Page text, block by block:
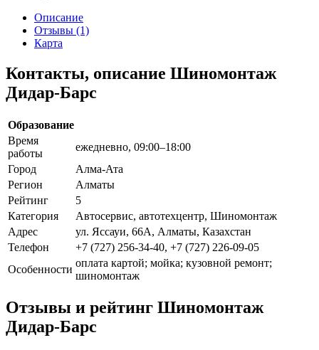
Описание
Отзывы (1)
Карта
Контакты, описание Шиномонтаж
Дидар-Барс
Образование
Время
работы
ежедневно, 09:00–18:00
Город
Алма-Ата
Регион
Алматы
Рейтинг
5
Категория
Автосервис, автотехцентр, Шиномонтаж
Адрес
ул. Яссауи, 66А, Алматы, Казахстан
Телефон
+7 (727) 256-34-40, +7 (727) 226-09-05
Особенности
оплата картой; мойка; кузовной ремонт;
шиномонтаж
Отзывы и рейтинг Шиномонтаж
Дидар-Барс